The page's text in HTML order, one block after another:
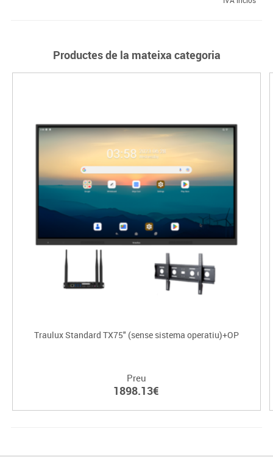
Productes de la mateixa categoria
Traulux Standard TX75" (sense sistema operatiu)+OP
Preu
1898.13€